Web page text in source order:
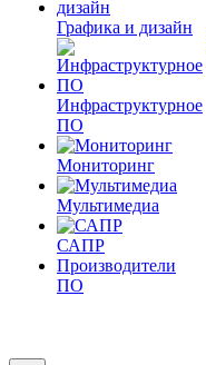
Графика и дизайн
Инфраструктурное
ПО
Мониторинг
Мультимедиа
САПР
Производители
ПО